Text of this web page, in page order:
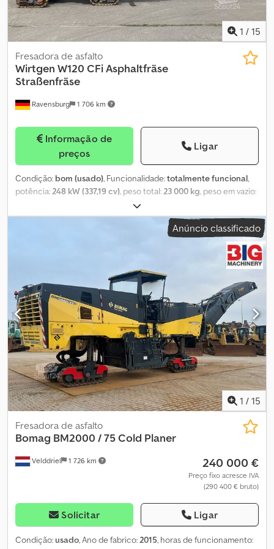
1 / 15
Ravensburg 1 706 km
Fresadora de asfalto
Wirtgen W120 CFi Asphaltfräse
Straßenfräse
Informação de
preços
Ligar
Condição: bom (usado), Funcionalidade:totalmente funcional,
potência:248 kW (337,19 cv), peso total:23 000 kg, peso em vazio:
, horas de funcionamento:
Fresadora a frio Wirtgen W120CFi Ano de fabrico: 2016 Horas de
operação: 5.500 h Correia de descarga rebatível hidráulica
Depósito de água Sistema de vácuo VCS Chassis de lagartas
Cobertura de proteção contra intempéries elétrica Sistema de
nivelamento Cedpfx Acjzcc Eys Eerf Câmara Faróis de trabalho
Direção traseira à direita Potência do motor: 248 kW / 337 CV
Largura de fresagem: 1.200 mm Peso em vazio: 20.000 kg Máquina
alemã de primeira mão, com EPA e CE Máquina tecnicamente em
muito bom estado N.º de série: 18100240 _____ Reservamo-nos
explicitamente o direito a erros de introdução de dados e
equívocos nesta oferta. Apenas prevalecem os acordos
concretos previstos na confirmação de encomenda ou no
contrato de compra.
Anúncio classificado
1 / 15
Velddriel 1 726 km
Fresadora de asfalto
Bomag BM2000 / 75 Cold Planer
240 000 €
Preço fixo acresce IVA
(290 400 € bruto)
Solicitar Ligar
Condição:usado, Ano de fabrico:2015, horas de funcionamento: